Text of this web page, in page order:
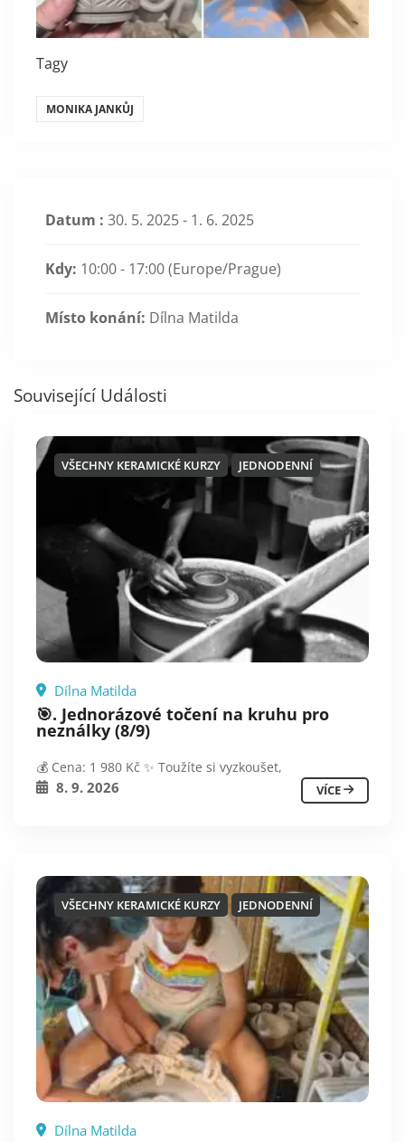
Tagy
MONIKA JANKŮJ
Datum : 30. 5. 2025 - 1. 6. 2025
Kdy: 10:00 - 17:00(Europe/Prague)
Místo konání: Dílna Matilda
Související Události
VŠECHNY KERAMICKÉ KURZY JEDNODENNÍ
Dílna Matilda
🎯. Jednorázové točení na kruhu pro
neználky (8/9)
💰 Cena: 1 980 Kč ✨ Toužíte si vyzkoušet,
8. 9. 2026 VÍCE
VŠECHNY KERAMICKÉ KURZY JEDNODENNÍ
Dílna Matilda